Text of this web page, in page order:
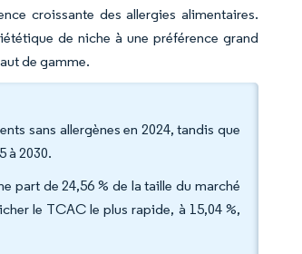
croissante des allergies alimentaires.
de niche à une préférence grand
de gamme.
sans allergènes en 2024, tandis que
à 2030.
part de 24,56 % de la taille du marché
le TCAC le plus rapide, à 15,04 %,